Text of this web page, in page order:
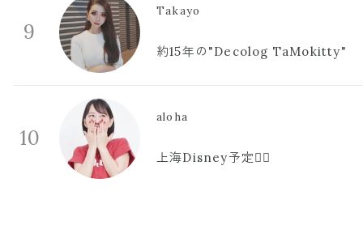
9
Takayo
約15年の"Decolog TaMokitty"
10
aloha
上海Disney予定🫪🩷